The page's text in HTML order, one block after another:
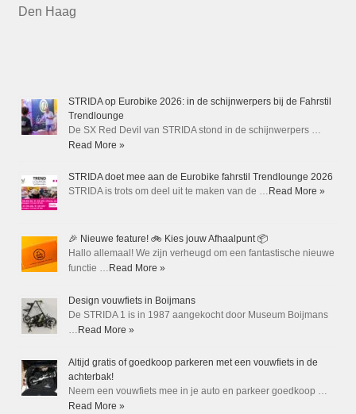
Den Haag
STRIDA op Eurobike 2026: in de schijnwerpers bij de Fahrstil
Trendlounge
De SX Red Devil van STRIDA stond in de schijnwerpers …
Read More »
STRIDA doet mee aan de Eurobike fahrstil Trendlounge 2026
STRIDA is trots om deel uit te maken van de … Read More »
🎉 Nieuwe feature! 🚲 Kies jouw Afhaalpunt 📦
Hallo allemaal! We zijn verheugd om een fantastische nieuwe
functie … Read More »
Design vouwfiets in Boijmans
De STRIDA 1 is in 1987 aangekocht door Museum Boijmans
Read More »
Altijd gratis of goedkoop parkeren met een vouwfiets in de
achterbak!
Neem een vouwfiets mee in je auto en parkeer goedkoop …
Read More »